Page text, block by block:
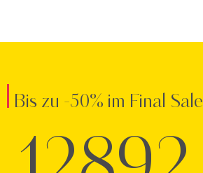
Bis zu -50% im Final Sale